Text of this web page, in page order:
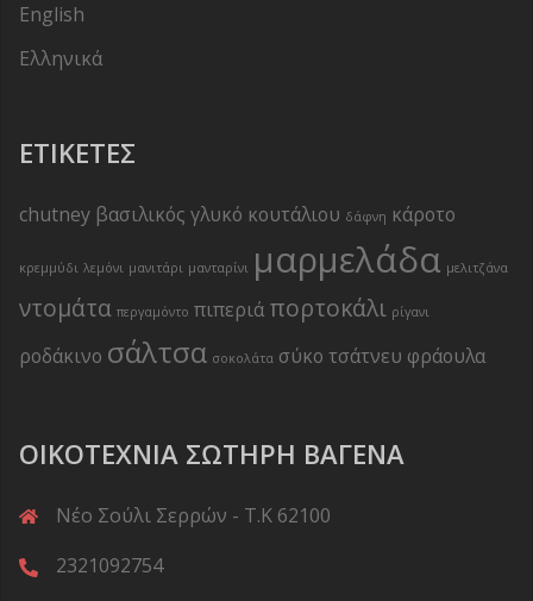
English
Ελληνικά
ΕΤΙΚΈΤΕΣ
chutney βασιλικός γλυκό κουτάλιου δάφνη κάροτο
κρεμμύδι λεμόνι μανιτάρι μανταρίνι μαρμελάδα μελιτζάνα
ντομάτα περγαμόντο πιπεριά πορτοκάλι ρίγανι
ροδάκινο σάλτσα σοκολάτα σύκο τσάτνευ φράουλα
ΟΙΚΟΤΕΧΝΊΑ ΣΩΤΉΡΗ ΒΑΓΕΝΆ
Νέο Σούλι Σερρών - Τ.Κ 62100
2321092754